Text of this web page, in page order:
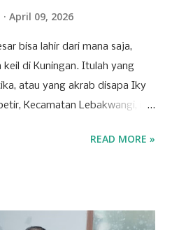
April 09, 2026
bisa lahir dari mana saja,
di Kuningan. Itulah yang
atau yang akrab disapa Iky
Kecamatan Lebakwangi, ini
hiburan nasional. Nama Iky
diri untuk tampil
READ MORE »